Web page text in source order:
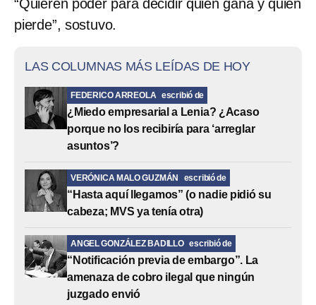
“Quieren poder para decidir quién gana y quién
pierde”, sostuvo.
LAS COLUMNAS MÁS LEÍDAS DE HOY
FEDERICO ARREOLA escribió de
¿Miedo empresarial a Lenia? ¿Acaso
porque no los recibiría para ‘arreglar
asuntos’?
VERÓNICA MALO GUZMÁN escribió de
“Hasta aquí llegamos” (o nadie pidió su
cabeza; MVS ya tenía otra)
ANGEL GONZÁLEZ BADILLO escribió de
“Notificación previa de embargo”. La
amenaza de cobro ilegal que ningún
juzgado envió